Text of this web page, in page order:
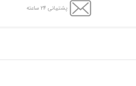
پشتیبانی 24 ساعته